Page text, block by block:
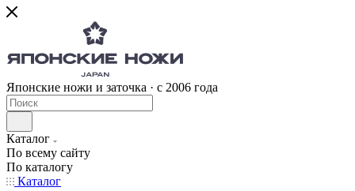
Японские ножи и заточка · с 2006 года
Каталог
По всему сайту
По каталогу
Каталог